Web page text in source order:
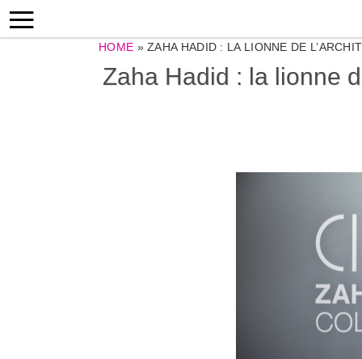
HOME »ZAHA HADID : LA LIONNE DE
Zaha Hadid : la lionne